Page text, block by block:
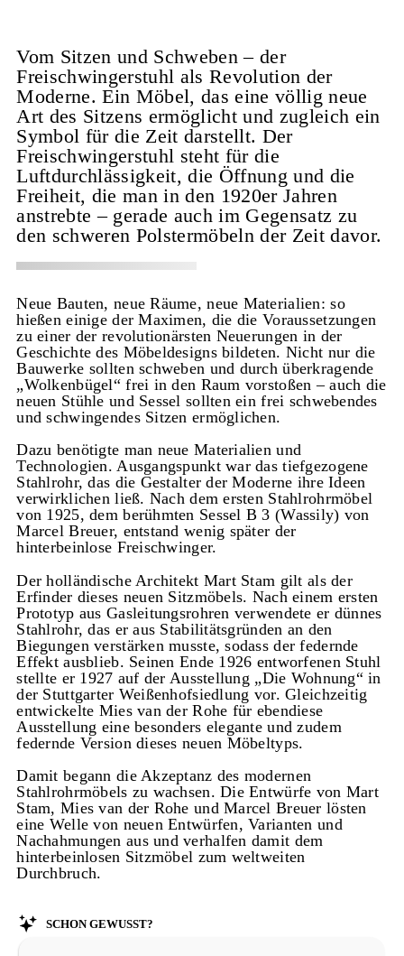
Vom Sitzen und Schweben – der
Freischwingerstuhl als Revolution der
Moderne. Ein Möbel, das eine völlig neue
Art des Sitzens ermöglicht und zugleich ein
Symbol für die Zeit darstellt. Der
Freischwingerstuhl steht für die
Luftdurchlässigkeit, die Öffnung und die
Freiheit, die man in den 1920er Jahren
anstrebte – gerade auch im Gegensatz zu
den schweren Polstermöbeln der Zeit davor.
Neue Bauten, neue Räume, neue Materialien: so
hießen einige der Maximen, die die Voraussetzungen
zu einer der revolutionärsten Neuerungen in der
Geschichte des Möbeldesigns bildeten. Nicht nur die
Bauwerke sollten schweben und durch überkragende
„Wolkenbügel“ frei in den Raum vorstoßen – auch die
neuen Stühle und Sessel sollten ein frei schwebendes
und schwingendes Sitzen ermöglichen.
Dazu benötigte man neue Materialien und
Technologien. Ausgangspunkt war das tiefgezogene
Stahlrohr, das die Gestalter der Moderne ihre Ideen
verwirklichen ließ. Nach dem ersten Stahlrohrmöbel
von 1925, dem berühmten Sessel B 3 (Wassily) von
Marcel Breuer, entstand wenig später der
hinterbeinlose Freischwinger.
Der holländische Architekt Mart Stam gilt als der
Erfinder dieses neuen Sitzmöbels. Nach einem ersten
Prototyp aus Gasleitungsrohren verwendete er dünnes
Stahlrohr, das er aus Stabilitätsgründen an den
Biegungen verstärken musste, sodass der federnde
Effekt ausblieb. Seinen Ende 1926 entworfenen Stuhl
stellte er 1927 auf der Ausstellung „Die Wohnung“ in
der Stuttgarter Weißenhofsiedlung vor. Gleichzeitig
entwickelte Mies van der Rohe für ebendiese
Ausstellung eine besonders elegante und zudem
federnde Version dieses neuen Möbeltyps.
Damit begann die Akzeptanz des modernen
Stahlrohrmöbels zu wachsen. Die Entwürfe von Mart
Stam, Mies van der Rohe und Marcel Breuer lösten
eine Welle von neuen Entwürfen, Varianten und
Nachahmungen aus und verhalfen damit dem
hinterbeinlosen Sitzmöbel zum weltweiten
Durchbruch.
Schon gewusst?